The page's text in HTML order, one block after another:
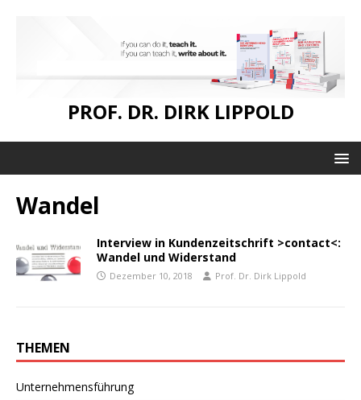
PROF. DR. DIRK LIPPOLD
Wandel
Interview in Kundenzeitschrift >contact<:
Wandel und Widerstand
Dezember 10, 2018 Prof. Dr. Dirk Lippold
THEMEN
Unternehmensführung